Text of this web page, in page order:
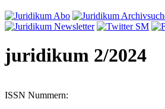
juridikum 2/2024
ISSN Nummern: